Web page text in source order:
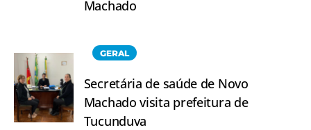
Machado
GERAL
Secretária de saúde de Novo
Machado visita prefeitura de
Tucunduva